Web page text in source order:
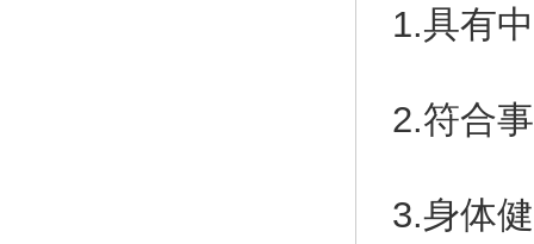
1.具有
2.符合
3.身体